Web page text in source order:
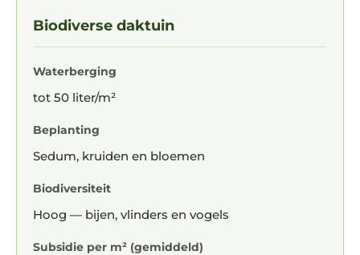
Biodiverse daktuin
Waterberging
tot 50 liter/m²
Beplanting
Sedum, kruiden en bloemen
Biodiversiteit
Hoog — bijen, vlinders en vogels
Subsidie per m² (gemiddeld)